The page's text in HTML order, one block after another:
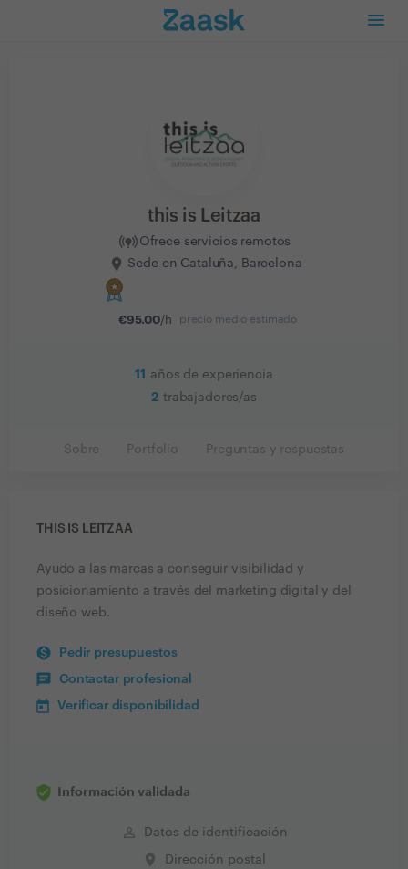
this is Leitzaa
Ofrece servicios remotos
Sede en Cataluña, Barcelona
€95.00/h precio medio estimado
11
años de experiencia
2 trabajadores/as
Sobre Portfolio Preguntas y respuestas
THIS IS LEITZAA
Ayudo a las marcas a conseguir visibilidad y
posicionamiento a través del marketing digital y del
diseño web.
Pedir presupuestos
Contactar profesional
Verificar disponibilidad
Información validada
perm_identity Datos de identificación
place Dirección postal